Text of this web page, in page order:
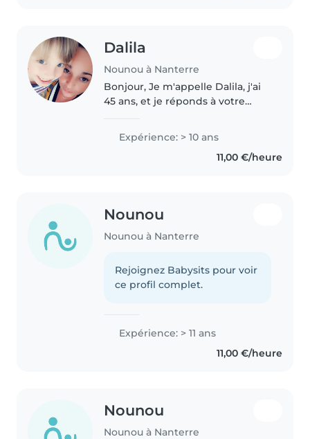
Dalila
Nounou à Nanterre
Bonjour, Je m'appelle Dalila, j'ai
45 ans, et je réponds à votre
services de garde d'enfants avec
une expérience solide et un sens
aigu des responsabilités...
Expérience: > 10 ans
11,00 €/heure
Nounou
Nounou à Nanterre
Rejoignez Babysits pour voir
ce profil complet.
Expérience: > 11 ans
11,00 €/heure
Nounou
Nounou à Nanterre